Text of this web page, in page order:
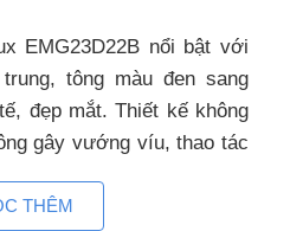
EMG23D22B nổi bật với
tông màu đen sang
đẹp mắt. Thiết kế không
gây vướng víu, thao tác
THÊM